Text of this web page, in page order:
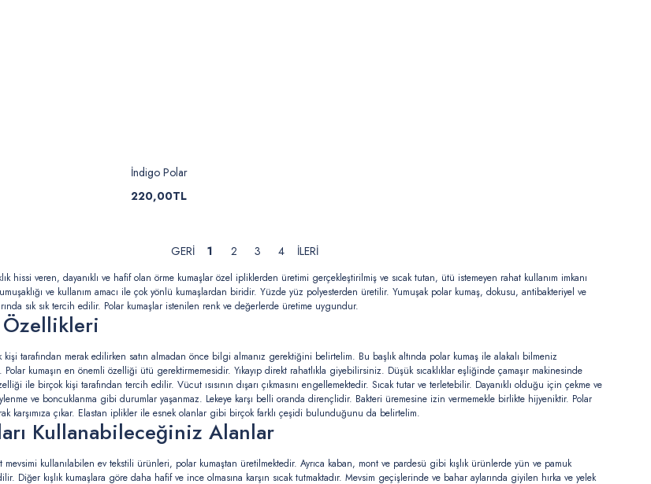
İndigo Polar
220,00TL
1 2 3 4
hissi veren, dayanıklı ve hafif olan örme kumaşlar özel ipliklerden üretimi gerçekleştirilmiş ve sıcak tutan, ütü istemeyen rahat kullanım imkanı
ve kullanım amacı ile çok yönlü kumaşlardan biridir. Yüzde yüz polyesterden üretilir. Yumuşak polar kumaş, dokusu, antibakteriyel ve
sık sık tercih edilir. Polar kumaşlar istenilen renk ve değerlerde üretime uygundur.
Özellikleri
tarafından merak edilirken satın almadan önce bilgi almanız gerektiğini belirtelim. Bu başlık altında polar kumaş ile alakalı bilmeniz
kumaşın en önemli özelliği ütü gerektirmemesidir. Yıkayıp direkt rahatlıkla giyebilirsiniz. Düşük sıcaklıklar eşliğinde çamaşır makinesinde
ile birçok kişi tarafından tercih edilir. Vücut ısısının dışarı çıkmasını engellemektedir. Sıcak tutar ve terletebilir. Dayanıklı olduğu için çekme ve
ve boncuklanma gibi durumlar yaşanmaz. Lekeye karşı belli oranda dirençlidir. Bakteri üremesine izin vermemekle birlikte hijyeniktir. Polar
karşımıza çıkar. Elastan iplikler ile esnek olanlar gibi birçok farklı çeşidi bulunduğunu da belirtelim.
Kullanabileceğiniz Alanlar
mevsimi kullanılabilen ev tekstili ürünleri, polar kumaştan üretilmektedir. Ayrıca kaban, mont ve pardesü gibi kışlık ürünlerde yün ve pamuk
Diğer kışlık kumaşlara göre daha hafif ve ince olmasına karşın sıcak tutmaktadır. Mevsim geçişlerinde ve bahar aylarında giyilen hırka ve yelek